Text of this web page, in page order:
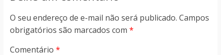
O seu endereço de e-mail não será publicado. Campos
obrigatórios são marcados com *
Comentário *